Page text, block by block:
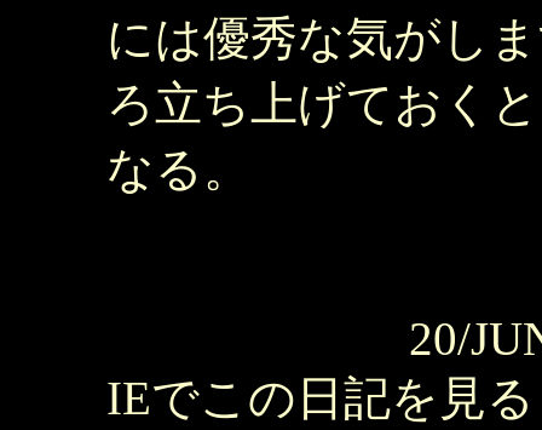
には優秀な気がし
ろ立ち上げておく
なる。
20/
IEでこの日記を見